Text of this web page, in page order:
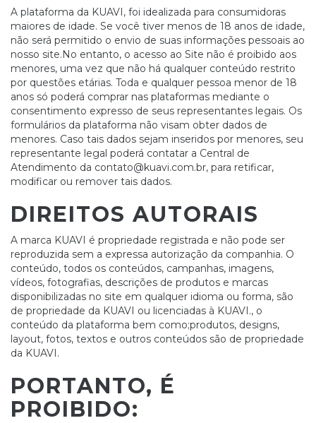
A plataforma da KUAVI, foi idealizada para consumidoras
maiores de idade. Se você tiver menos de 18 anos de idade,
não será permitido o envio de suas informações pessoais ao
nosso site.No entanto, o acesso ao Site não é proibido aos
menores, uma vez que não há qualquer conteúdo restrito
por questões etárias. Toda e qualquer pessoa menor de 18
anos só poderá comprar nas plataformas mediante o
consentimento expresso de seus representantes legais. Os
formulários da plataforma não visam obter dados de
menores. Caso tais dados sejam inseridos por menores, seu
representante legal poderá contatar a Central de
Atendimento da contato@kuavi.com.br, para retificar,
modificar ou remover tais dados.
DIREITOS AUTORAIS
A marca KUAVI é propriedade registrada e não pode ser
reproduzida sem a expressa autorização da companhia. O
conteúdo, todos os conteúdos, campanhas, imagens,
vídeos, fotografias, descrições de produtos e marcas
disponibilizadas no site em qualquer idioma ou forma, são
de propriedade da KUAVI ou licenciadas à KUAVI., o
conteúdo da plataforma bem como;produtos, designs,
layout, fotos, textos e outros conteúdos são de propriedade
da KUAVI.
PORTANTO, É
PROIBIDO: